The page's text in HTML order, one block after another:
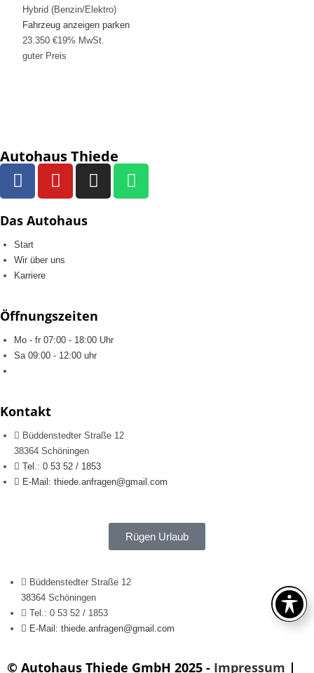
Hybrid (Benzin/Elektro)
Fahrzeug anzeigen parken
23.350 €19% MwSt.
guter Preis
Autohaus Thiede
Das Autohaus
Start
Wir über uns
Karriere
Öffnungszeiten
Mo - fr 07:00 - 18:00 Uhr
Sa 09:00 - 12:00 uhr
Kontakt
Büddenstedter Straße 12
38364 Schöningen
Tel.: 0 53 52 / 1853
E-Mail: thiede.anfragen@gmail.com
Rügen Urlaub
Büddenstedter Straße 12
38364 Schöningen
Tel.: 0 53 52 / 1853
E-Mail: thiede.anfragen@gmail.com
© Autohaus Thiede GmbH 2025 - Impressum |